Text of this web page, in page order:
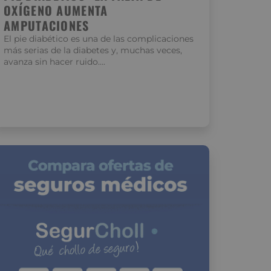
OXÍGENO AUMENTA
AMPUTACIONES
El pie diabético es una de las complicaciones
más serias de la diabetes y, muchas veces,
avanza sin hacer ruido….